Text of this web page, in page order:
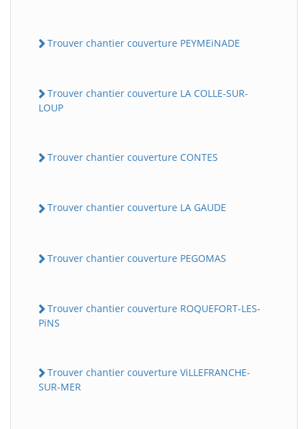
Trouver chantier couverture PEYMEiNADE
Trouver chantier couverture LA COLLE-SUR-
LOUP
Trouver chantier couverture CONTES
Trouver chantier couverture LA GAUDE
Trouver chantier couverture PEGOMAS
Trouver chantier couverture ROQUEFORT-LES-
PiNS
Trouver chantier couverture ViLLEFRANCHE-
SUR-MER